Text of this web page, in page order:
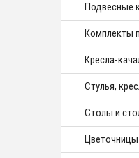
Подвесные
Комплекты
Кресла-
Стулья,
Столы и
Цветочницы